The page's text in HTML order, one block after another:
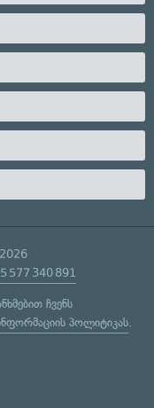
577 340 891
ჩვენს
პოლიტიკას.